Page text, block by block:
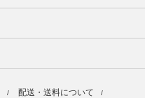
/ 配送・送料について /